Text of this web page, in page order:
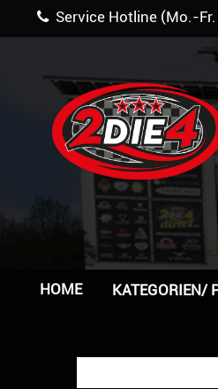
Service Hotline (Mo.-
HOME KATEGORIEN/